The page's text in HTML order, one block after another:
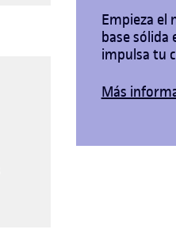
Empieza el
base sólida
impulsa tu
Más